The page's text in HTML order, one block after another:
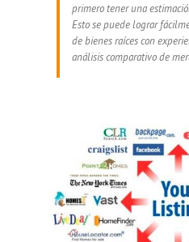
primero tener una
Esto se puede lograr
de bienes raíces con
análisis comparativo de